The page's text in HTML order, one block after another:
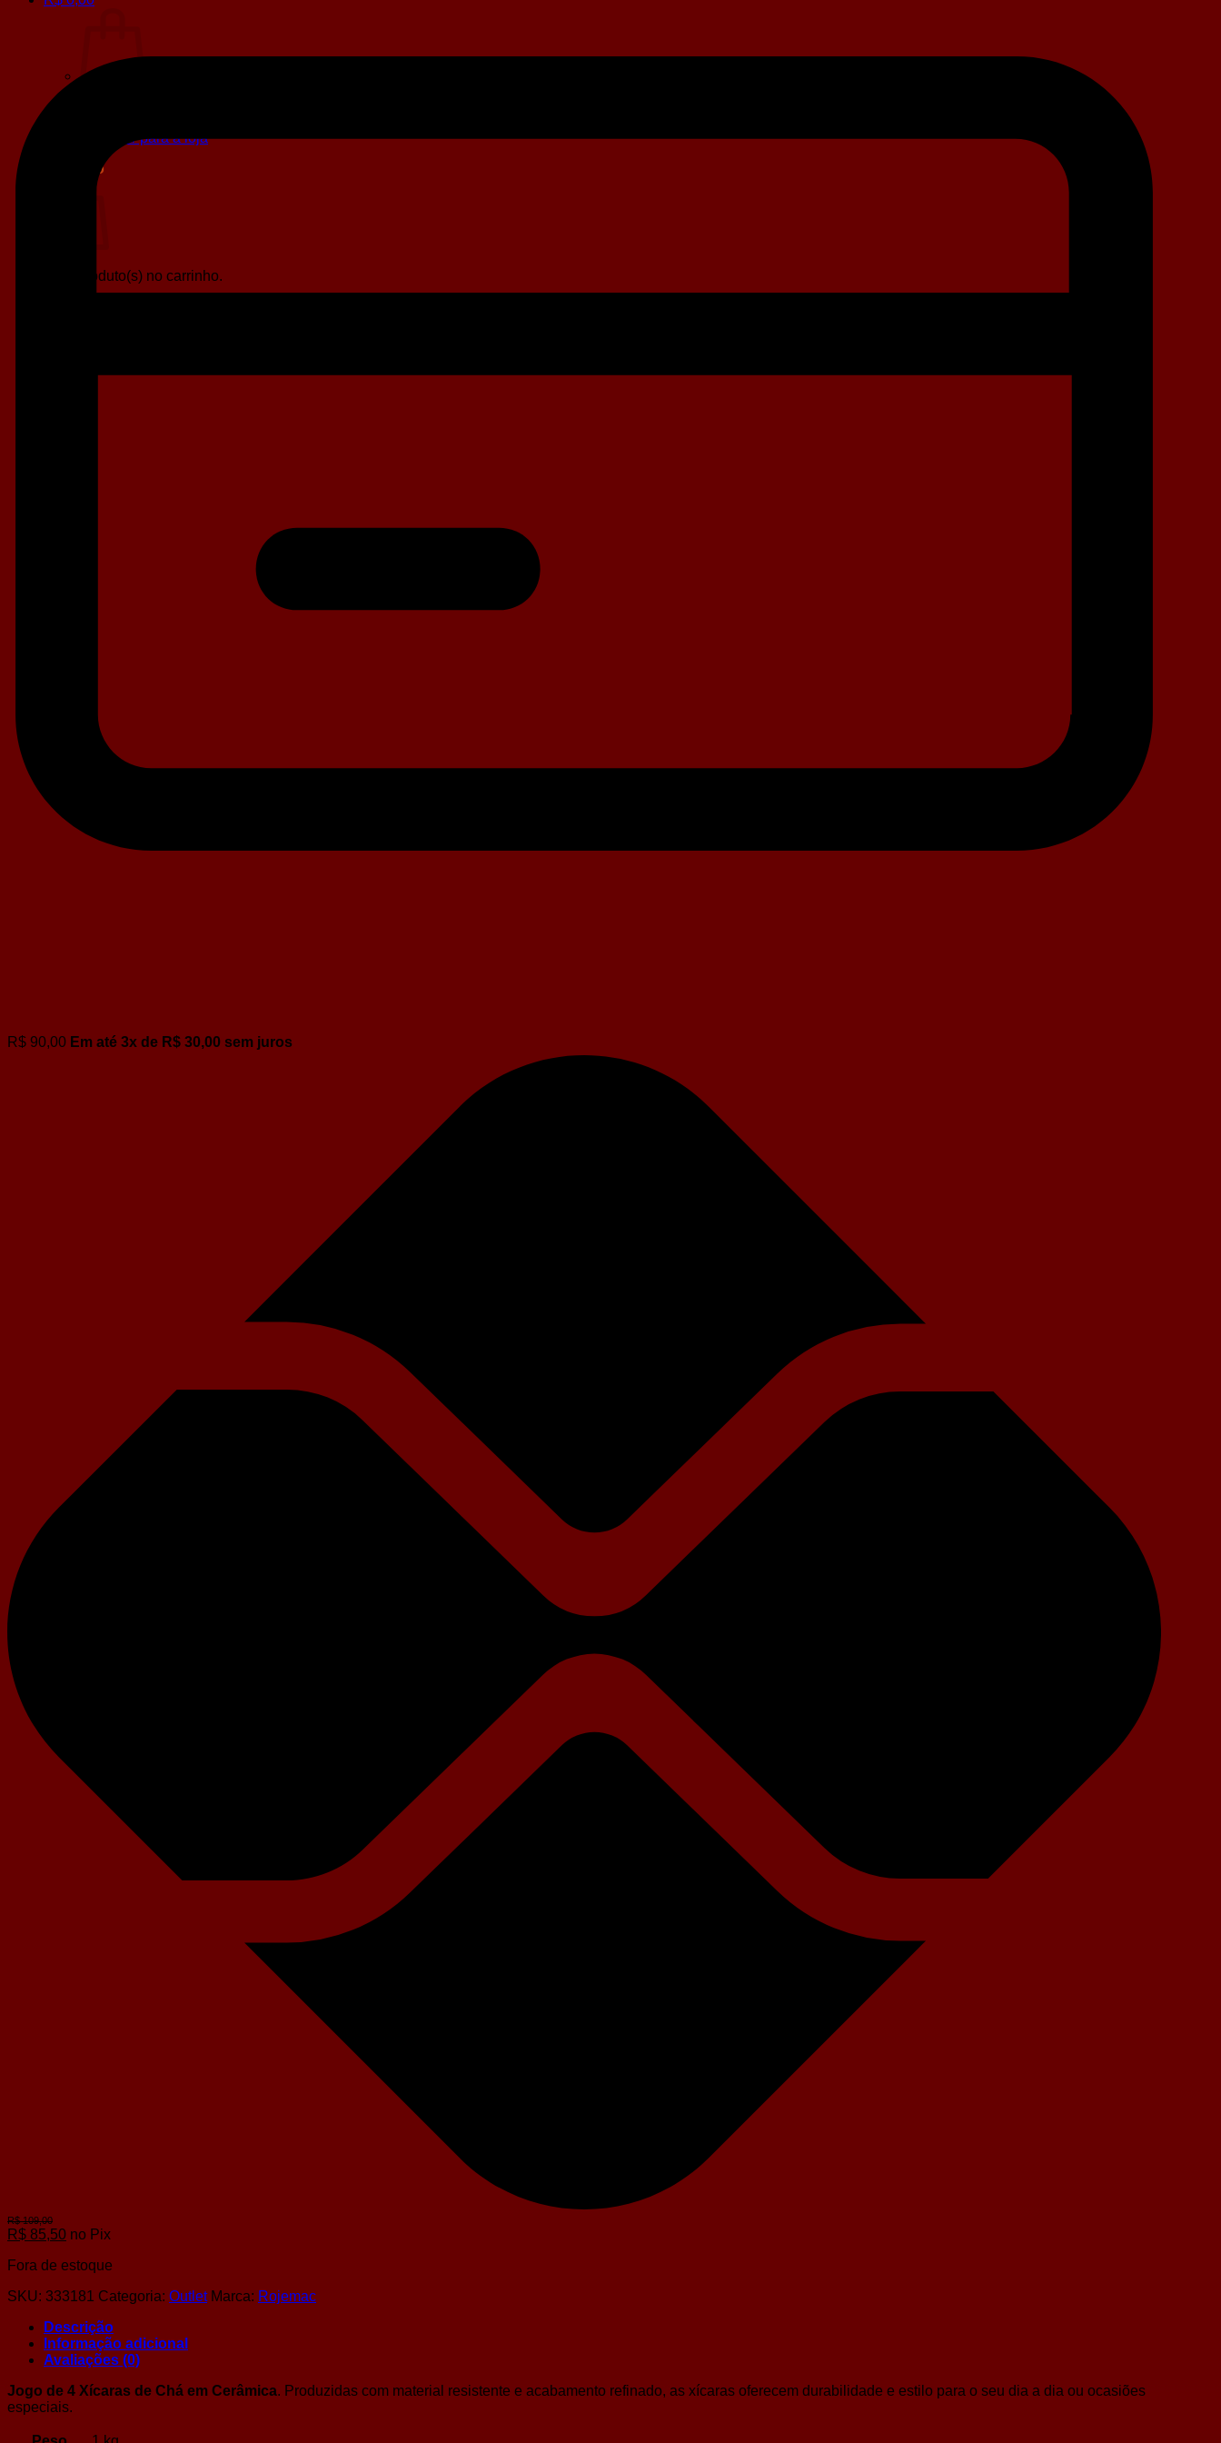
Retornar para a loja
Carrinho
Sem produto(s) no carrinho.
R$ 90,00 Em até 3x de R$ 30,00 sem juros
R$ 85,50 no Pix
Fora de estoque
SKU: 333181 Categoria: Outlet Marca: Rojemac
Descrição
Informação adicional
Avaliações (0)
Jogo de 4 Xícaras de Chá em Cerâmica. Produzidas com material resistente e acabamento refinado, as xícaras oferecem durabilidade e estilo para o seu dia a dia ou ocasiões
especiais.